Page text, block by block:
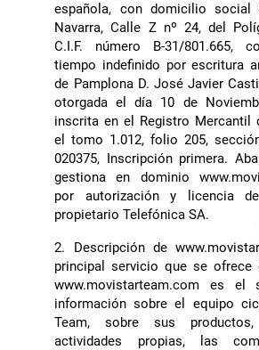
española, con domicilio social
Navarra, Calle Z nº 24, del
C.I.F. número B-31/801.665,
tiempo indefinido por escritura
de Pamplona D. José Javier
otorgada el día 10 de
inscrita en el Registro Mercantil
el tomo 1.012, folio 205,
020375, Inscripción primera.
gestiona en dominio
por autorización y licencia
propietario Telefónica SA.
2. Descripción de
principal servicio que se ofrece
www.movistarteam.com es el
información sobre el equipo
Team, sobre sus
actividades propias, las